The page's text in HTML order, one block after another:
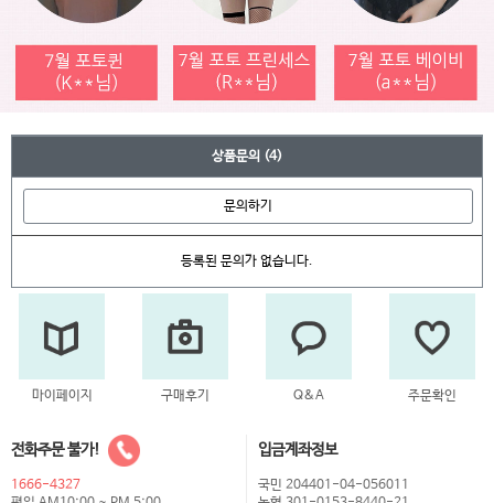
상품문의 (4)
문의하기
등록된 문의가 없습니다.
마이페이지 구매후기 Q&A 주문확인
전화주문 불가!
1666-4327
입금계좌정보
국민 204401-04-056011